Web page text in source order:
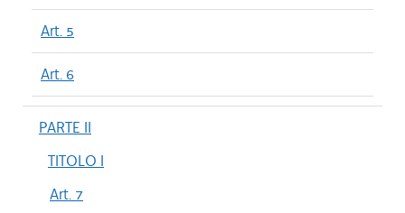
Art. 5
Art. 6
PARTE II
TITOLO I
Art. 7